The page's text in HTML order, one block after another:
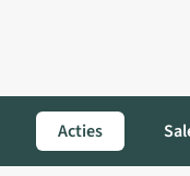
Acties